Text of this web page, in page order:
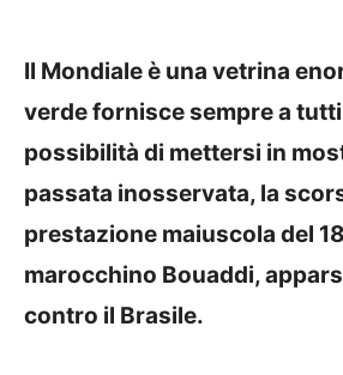
Il Mondiale è una vetrina
verde fornisce sempre a
possibilità di mettersi in
passata inosservata, la
prestazione maiuscola del
marocchino Bouaddi,
contro il Brasile.